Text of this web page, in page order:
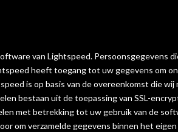
van Lightspeed. Persoonsgegevens
heeft toegang tot uw gegevens om
is op basis van de overeenkomst die
bestaan uit de toepassing van SSL-
met betrekking tot uw gebruik van de
om verzamelde gegevens binnen het